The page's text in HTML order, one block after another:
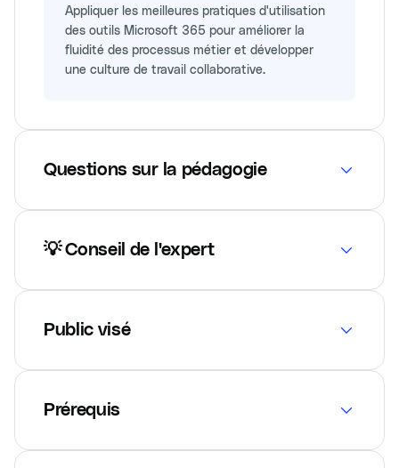
Appliquer les meilleures pratiques d'utilisation
des outils Microsoft 365 pour améliorer la
fluidité des processus métier et développer
une culture de travail collaborative.
Questions sur la pédagogie
💡 Conseil de l'expert
Public visé
Prérequis